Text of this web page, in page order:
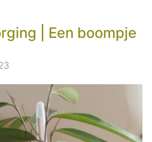
| Een boompje